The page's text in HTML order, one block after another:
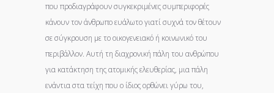
που προδιαγράφουν συγκεκριμένες συμπεριφορές
κάνουν τον άνθρωπο ευάλωτο γιατί συχνά τον θέτουν
σε σύγκρουση με το οικογενειακό ή κοινωνικό του
περιβάλλον. Αυτή τη διαχρονική πάλη του ανθρώπου
για κατάκτηση της ατομικής ελευθερίας, μια πάλη
ενάντια στα τείχη που ο ίδιος ορθώνει γύρω του,